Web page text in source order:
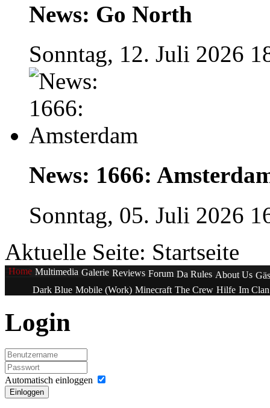
News: Go North
Sonntag, 12. Juli 2026
News: 1666:
Sonntag, 05. Juli 2026
Aktuelle Seite: Startseite
Home Multimedia Galerie Reviews Forum Da Rules About Us
Dark Blue Mobile (Work) Minecraft The Crew Hilfe Im
Login
Automatisch einloggen
Einloggen